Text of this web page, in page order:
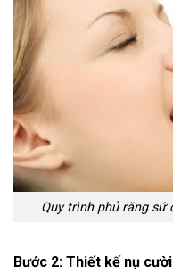
Quy trình phủ răng sứ
Bước 2: Thiết kế nụ